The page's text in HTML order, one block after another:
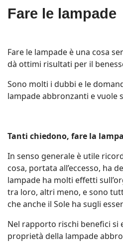
Fare le lampade
Fare le lampade è una cosa
dà ottimi risultati per il
Sono molti i dubbi e le
lampade abbronzanti e vuole
Tanti chiedono, fare la
In senso generale è utile
cosa, portata all’eccesso, ha
lampade ha molti effetti
tra loro, altri meno, e sono
che anche il Sole ha sugli
Nel rapporto rischi benefici si
proprietà della lampade